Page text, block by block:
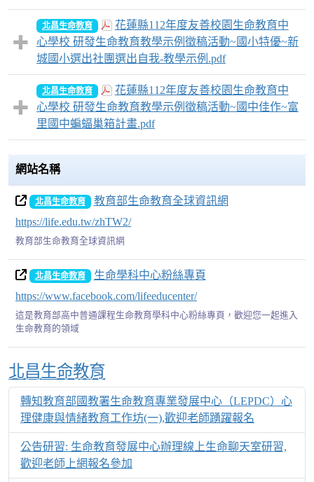
北昌生命教育
花蓮縣112年度友善校園生命教育中
心學校 研發生命教育教學示例徵稿活動~國小特優~新
城國小選出社團選出自我-教學示例.pdf
北昌生命教育
花蓮縣112年度友善校園生命教育中
心學校 研發生命教育教學示例徵稿活動~國中佳作~富
里國中蝙蝠巢箱計畫.pdf
網站名稱
北昌生命教育
教育部生命教育全球資訊網
https://life.edu.tw/zhTW2/
教育部生命教育全球資訊網
北昌生命教育
生命學科中心粉絲專頁
https://www.facebook.com/lifeeducenter/
這是教育部高中普通課程生命教育學科中心粉絲專頁，歡迎您一起進入
生命教育的領域
Over View
北昌生命教育
轉知教育部國教署生命教育專業發展中心（LEPDC）心
理健康與情緒教育工作坊(一),歡迎老師踴躍報名
公告研習: 生命教育發展中心辦理線上生命聊天室研習,
歡迎老師上網報名參加